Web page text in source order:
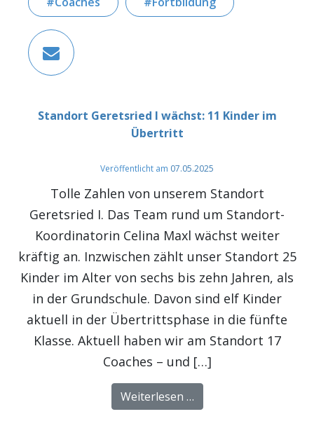
Standort Geretsried I wächst: 11 Kinder im
Übertritt
Veröffentlicht am 07.05.2025
Tolle Zahlen von unserem Standort
Geretsried I. Das Team rund um Standort-
Koordinatorin Celina Maxl wächst weiter
kräftig an. Inzwischen zählt unser Standort 25
Kinder im Alter von sechs bis zehn Jahren, als
in der Grundschule. Davon sind elf Kinder
aktuell in der Übertrittsphase in die fünfte
Klasse. Aktuell haben wir am Standort 17
Coaches – und […]
Weiterlesen …from Standort